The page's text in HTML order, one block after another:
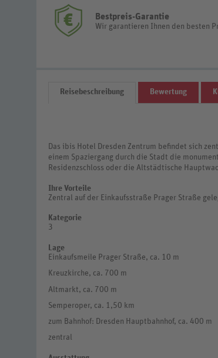
Bestpreis-Garantie
Wir garantieren Ihnen den besten
Reisebeschreibung Bewertung
Das ibis Hotel Dresden Zentrum befindet sich
einem Spaziergang durch die Stadt die
Residenzschloss oder die Altstädtische
Ihre Vorteile
Zentral auf der Einkaufsstraße Prager Straße
Kategorie
3
Lage
Einkaufsmeile Prager Straße, ca. 10 m
Kreuzkirche, ca. 700 m
Altmarkt, ca. 700 m
Semperoper, ca. 1,50 km
zum Bahnhof: Dresden Hauptbahnhof, ca. 400 m
zentral